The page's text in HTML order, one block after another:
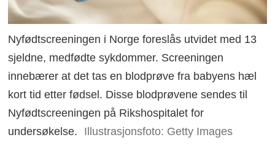
Nyfødtscreeningen i Norge foreslås utvidet med 13
sjeldne, medfødte sykdommer. Screeningen
innebærer at det tas en blodprøve fra babyens hæl
kort tid etter fødsel. Disse blodprøvene sendes til
Nyfødtscreeningen på Rikshospitalet for
undersøkelse.
Illustrasjonsfoto: Getty Images